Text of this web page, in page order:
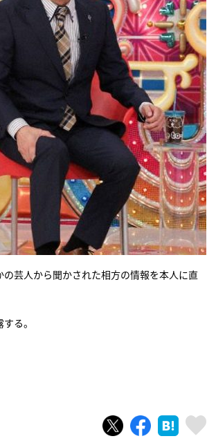
芸人から聞かされた相方の情報を本人に直
る。
ツイートシェア はてブ